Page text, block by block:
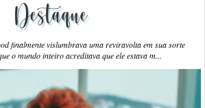
Destaque
finalmente vislumbrava uma reviravolta em sua sorte
o mundo inteiro acreditava que ele estava m...